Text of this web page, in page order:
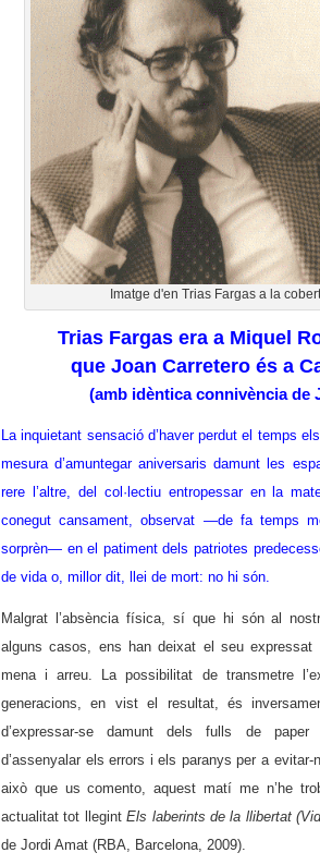
Imatge d'en Trias Fargas a la
Trias Fargas era a Miquel
que Joan Carretero és a
(amb idèntica connivència de
La inquietant sensació d’haver perdut el temps
mesura d’amuntegar aniversaris damunt les
rere l’altre, del col·lectiu entropessar en la
conegut cansament, observat —de fa temps
sorprèn— en el patiment dels patriotes
de vida o, millor dit, llei de mort: no hi són.
Malgrat l’absència física, sí que hi són al
alguns casos, ens han deixat el seu expressat
mena i arreu. La possibilitat de transmetre
generacions, en vist el resultat, és
d’expressar-se damunt dels fulls de paper
d’assenyalar els errors i els paranys per a evitar-
això que us comento, aquest matí me n’he
actualitat tot llegintEls laberints de la llibertat
de Jordi Amat (RBA, Barcelona, 2009).